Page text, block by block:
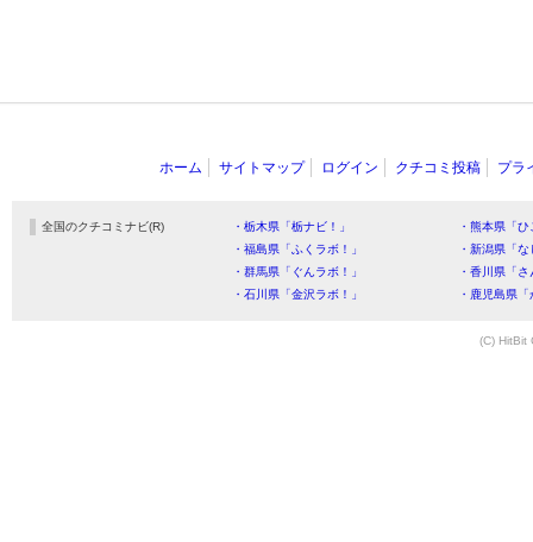
ホーム サイトマップ ログイン クチコミ投稿 プラ
全国のクチコミナビ(R) ・栃木県「栃ナビ！」
・熊本県「
・福島県「ふくラボ！」
・新潟県「
・群馬県「ぐんラボ！」
・香川県「
・石川県「金沢ラボ！」
・鹿児島県
(C) HitBit